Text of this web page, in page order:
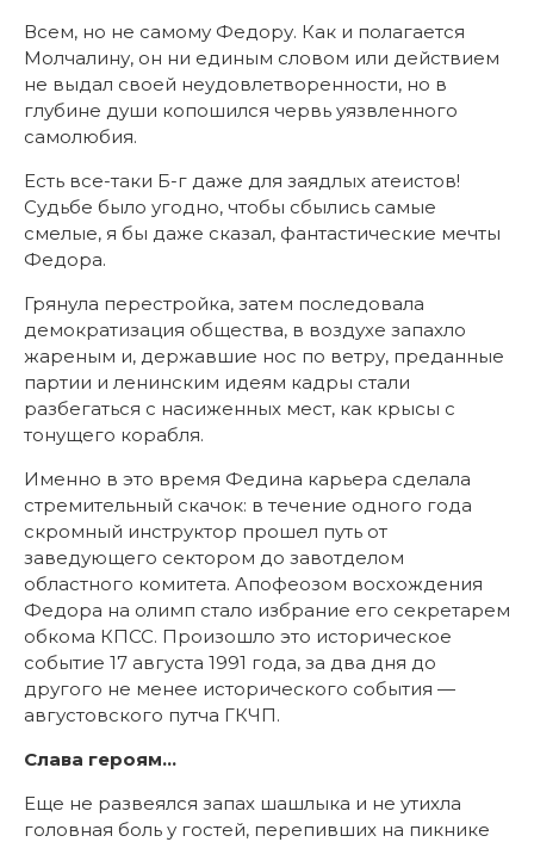
Всем, но не самому Федору. Как и полагается
Молчалину, он ни единым словом или действием
не выдал своей неудовлетворенности, но в
глубине души копошился червь уязвленного
самолюбия.
Есть все-таки Б-г даже для заядлых атеистов!
Судьбе было угодно, чтобы сбылись самые
смелые, я бы даже сказал, фантастические мечты
Федора.
Грянула перестройка, затем последовала
демократизация общества, в воздухе запахло
жареным и, державшие нос по ветру, преданные
партии и ленинским идеям кадры стали
разбегаться с насиженных мест, как крысы с
тонущего корабля.
Именно в это время Федина карьера сделала
стремительный скачок: в течение одного года
скромный инструктор прошел путь от
заведующего сектором до завотделом
областного комитета. Апофеозом восхождения
Федора на олимп стало избрание его секретарем
обкома КПСС. Произошло это историческое
событие 17 августа 1991 года, за два дня до
другого не менее исторического события —
августовского путча ГКЧП.
Слава героям…
Еще не развеялся запах шашлыка и не утихла
головная боль у гостей, перепивших на пикнике